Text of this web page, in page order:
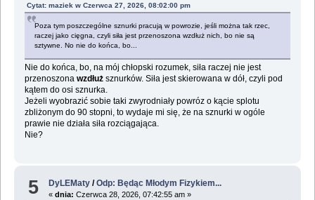
Cytat: maziek w Czerwca 27, 2026, 08:02:00 pm
Poza tym poszczególne sznurki pracują w powrozie, jeśli można tak rzec,
raczej jako cięgna, czyli siła jest przenoszona wzdłuż nich, bo nie są
sztywne. No nie do końca, bo...
Nie do końca, bo, na mój chłopski rozumek, siła raczej nie jest
przenoszona wzdłuż sznurków. Siła jest skierowana w dół, czyli pod
kątem do osi sznurka.
Jeżeli wyobrazić sobie taki zwyrodniały powróz o kącie splotu
zbliżonym do 90 stopni, to wydaje mi się, że na sznurki w ogóle
prawie nie działa siła rozciągająca.
Nie?
5 DyLEMaty /Odp: Będąc Młodym Fizykiem...
«dnia: Czerwca 28, 2026, 07:42:55 am »